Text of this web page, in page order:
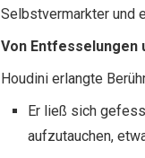
Selbstvermarkter und
Von Entfesselungen
Houdini erlangte
Er ließ sich
aufzutauchen,